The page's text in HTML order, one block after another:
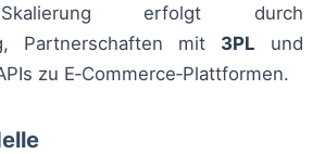
erfolgt durch
Partnerschaften mit 3PL und
zu E‑Commerce‑Plattformen.